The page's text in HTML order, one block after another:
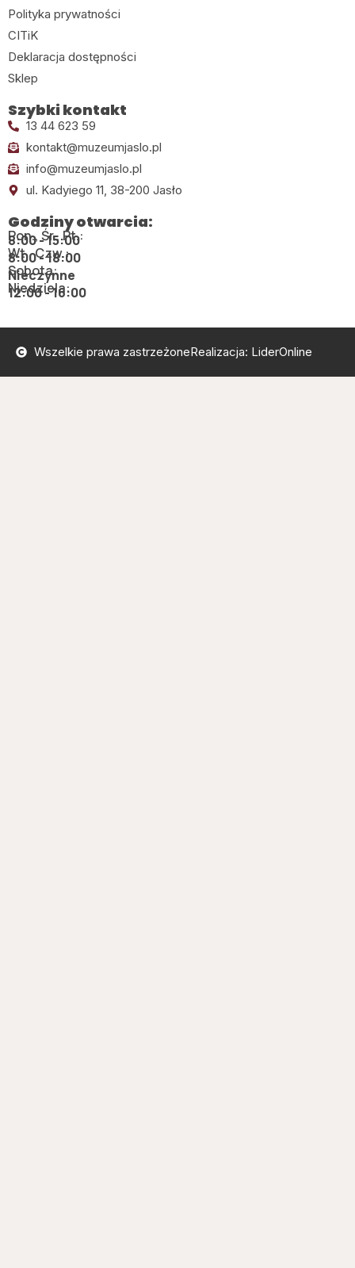
Polityka prywatności
CITiK
Deklaracja dostępności
Sklep
Szybki kontakt
13 44 623 59
kontakt@muzeumjaslo.pl
info@muzeumjaslo.pl
ul. Kadyiego 11, 38-200 Jasło
Godziny otwarcia:
Pon., Śr., Pt.:
8:00 - 15:00
Wt., Czw.:
8:00 - 18:00
Sobota:
Nieczynne
Niedziela:
12:00 - 16:00
Wszelkie prawa zastrzeżoneRealizacja: LiderOnline